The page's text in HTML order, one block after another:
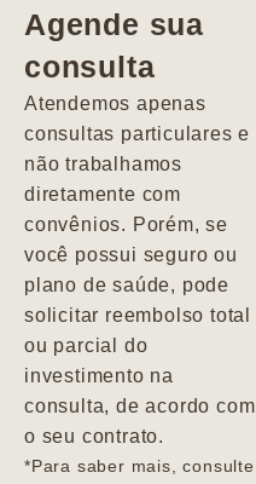
Agende sua
consulta
Atendemos apenas
consultas particulares e
não trabalhamos
diretamente com
convênios. Porém, se
você possui seguro ou
plano de saúde, pode
solicitar reembolso total
ou parcial do
investimento na
consulta, de acordo com
o seu contrato.
*Para saber mais, consulte